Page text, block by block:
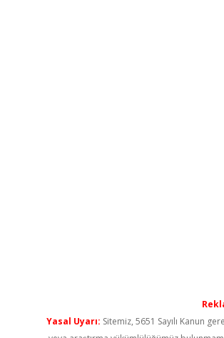
Yasal Uyarı: Sitemiz, 5651 Sayılı Kanun